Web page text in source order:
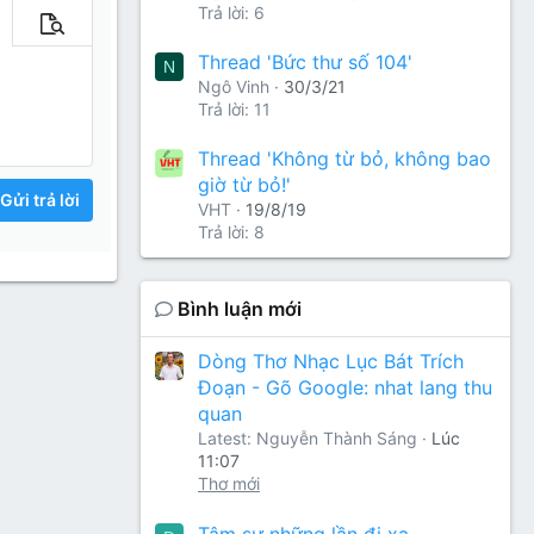
tùy chọn…
Xem trước
Gửi trả lời
Trả lời: 6
N Thread 'Bức thư số 104'
Ngô Vinh
30/3/21
Trả lời: 11
Thread 'Không từ bỏ, không bao
giờ từ bỏ!'
VHT
19/8/19
Trả lời: 8
Bình luận mới
Dòng Thơ Nhạc Lục Bát Trích
Đoạn - Gõ Google: nhat lang thu
quan
Latest: Nguyễn Thành Sáng
Lúc
11:07
Thơ mới